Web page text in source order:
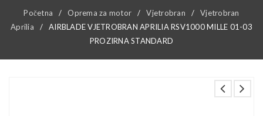
Početna / Oprema za motor / Vjetrobran /
Vjetrobran
Aprilia
/
AIRBLADE VJETROBRAN APRILIA RSV1000 MILLE 01-03
PROZIRNA STANDARD